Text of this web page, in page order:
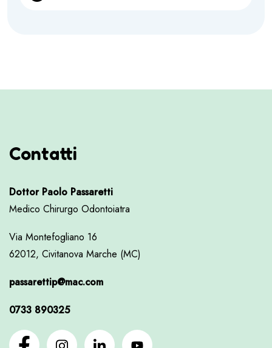
Contatti
Dottor Paolo Passaretti
Medico Chirurgo Odontoiatra
Via Montefogliano 16
62012, Civitanova Marche (MC)
passarettip@mac.com
0733 890325